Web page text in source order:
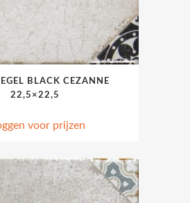
BLACK CEZANNE
22,5×22,5
voor prijzen